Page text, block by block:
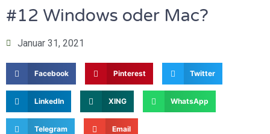
#12 Windows oder Mac?
Januar 31, 2021
Facebook Pinterest Twitter
LinkedIn XING WhatsApp
Telegram Email